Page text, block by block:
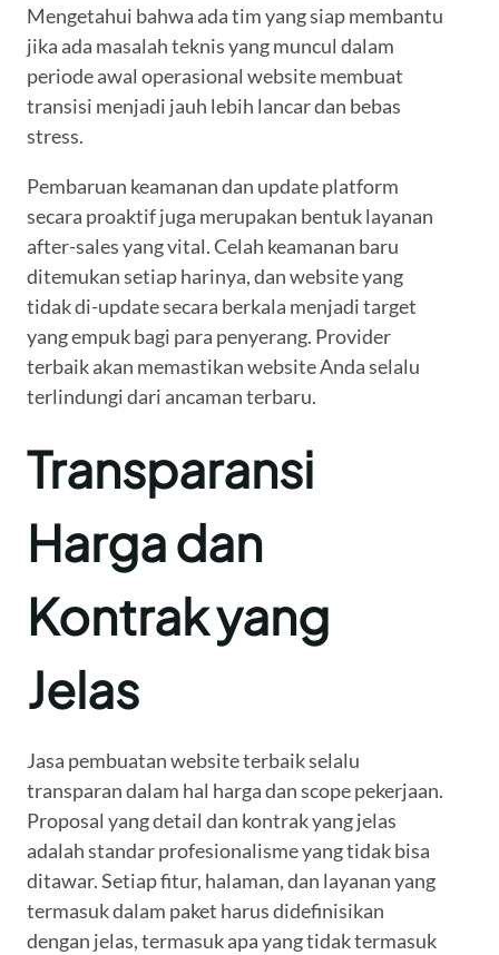
Mengetahui bahwa ada tim yang siap membantu
jika ada masalah teknis yang muncul dalam
periode awal operasional website membuat
transisi menjadi jauh lebih lancar dan bebas
stress.
Pembaruan keamanan dan update platform
secara proaktif juga merupakan bentuk layanan
after-sales yang vital. Celah keamanan baru
ditemukan setiap harinya, dan website yang
tidak di-update secara berkala menjadi target
yang empuk bagi para penyerang. Provider
terbaik akan memastikan website Anda selalu
terlindungi dari ancaman terbaru.
Transparansi
Harga dan
Kontrak yang
Jelas
Jasa pembuatan website terbaik selalu
transparan dalam hal harga dan scope pekerjaan.
Proposal yang detail dan kontrak yang jelas
adalah standar profesionalisme yang tidak bisa
ditawar. Setiap fitur, halaman, dan layanan yang
termasuk dalam paket harus didefinisikan
dengan jelas, termasuk apa yang tidak termasuk